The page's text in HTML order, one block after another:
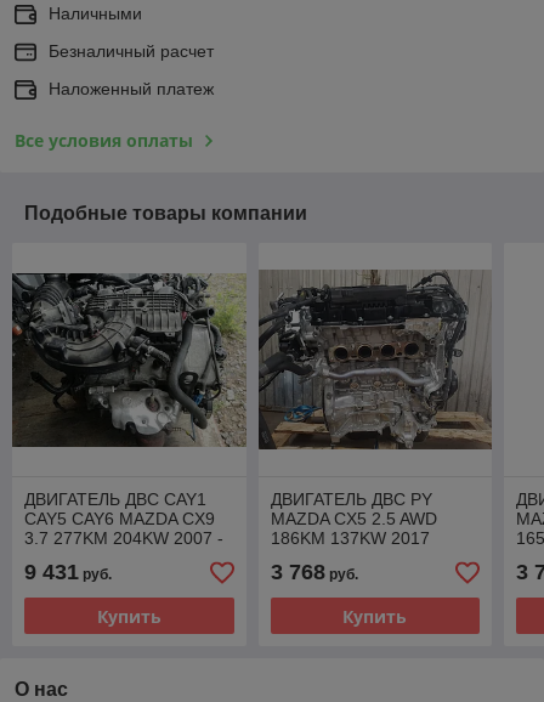
Наличными
Безналичный расчет
Наложенный платеж
Все условия оплаты
Подобные товары компании
ДВИГАТЕЛЬ ДВС CAY1
CAY5 CAY6 MAZDA CX9
3.7 277KM 204KW 2007 -
9 431 руб.
Купить
ДВИГАТЕЛЬ ДВС PY
MAZDA CX5 2.5 AWD
186KM 137KW 2017
3 768руб.
Купить
3
О нас